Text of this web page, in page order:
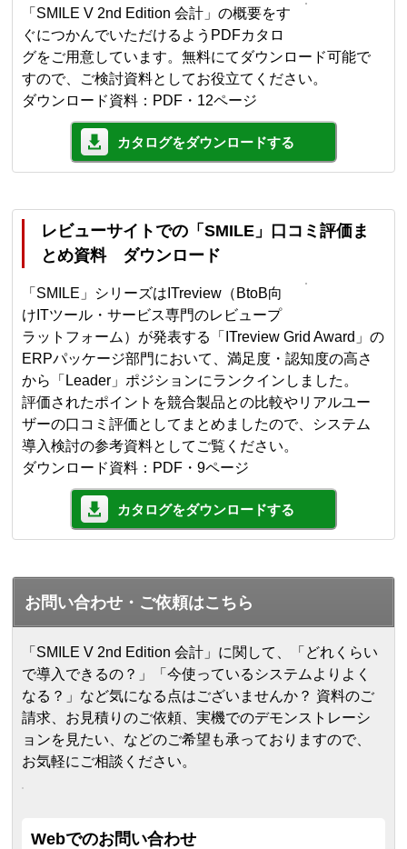
「SMILE V 2nd Edition 会計」の概要をす
ぐにつかんでいただけるようPDFカタロ
グをご用意しています。無料にてダウンロード可能で
すので、ご検討資料としてお役立てください。
ダウンロード資料：PDF・12ページ
カタログをダウンロードする
レビューサイトでの「SMILE」口コミ評価ま
とめ資料 ダウンロード
「SMILE」シリーズはITreview（BtoB向
けITツール・サービス専門のレビュープ
ラットフォーム）が発表する「ITreview Grid Award」の
ERPパッケージ部門において、満足度・認知度の高さ
から「Leader」ポジションにランクインしました。
評価されたポイントを競合製品との比較やリアルユー
ザーの口コミ評価としてまとめましたので、システム
導入検討の参考資料としてご覧ください。
ダウンロード資料：PDF・9ページ
カタログをダウンロードする
お問い合わせ・ご依頼はこちら
「SMILE V 2nd Edition 会計」に関して、「どれくらい
で導入できるの？」「今使っているシステムよりよく
なる？」など気になる点はございませんか？ 資料のご
請求、お見積りのご依頼、実機でのデモンストレーシ
ョンを見たい、などのご希望も承っておりますので、
お気軽にご相談ください。
Webでのお問い合わせ